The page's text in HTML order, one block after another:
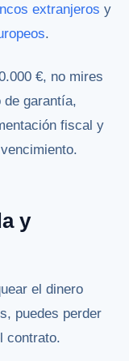
extranjeros y
.
€, no mires
de garantía,
fiscal y
y
el dinero
puedes perder
contrato.